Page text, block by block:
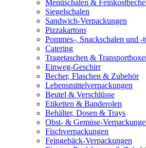
Menüschalen &
Siegelschalen
Sandwich-Verpackungen
Pizzakartons
Pommes-, Snackschalen und -
Catering
Tragetaschen &
Einweg-Geschirr
Becher, Flaschen & Zubehör
Lebensmittelverpackungen
Beutel & Verschlüsse
Etiketten & Banderolen
Behälter, Dosen & Trays
Obst- & Gemüse-
Fischverpackungen
Feingebäck-Verpackungen